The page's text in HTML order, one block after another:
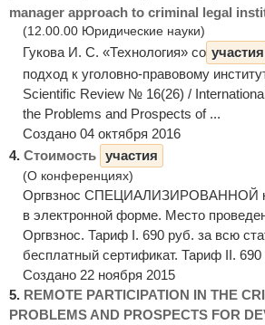
manager approach to criminal legal
(12.00.00 Юридические науки)
Гукова И. С. «Технология» со участия
подход к уголовно-правовому
Scientific Review № 16(26) /
the Problems and Prospects of ...
Создано 04 октября 2016
4. Стоимость участия
(О конференциях)
Оргвзнос СПЕЦИАЛИЗИРОВАННОЙ
в электронной форме. Место
Оргвзнос. Тариф I. 690 руб. за всю
бесплатный сертификат. Тариф II. 690
Создано 22 ноября 2015
5. REMOTE PARTICIPATION IN THE
PROBLEMS AND PROSPECTS FOR